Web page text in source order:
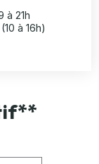
à 21h
à 16h)